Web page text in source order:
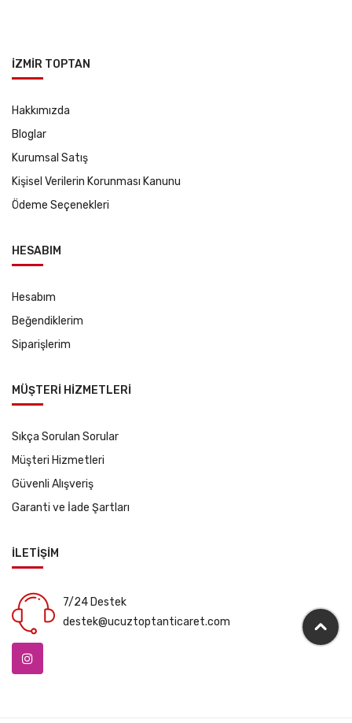
İZMİR TOPTAN
Hakkımızda
Bloglar
Kurumsal Satış
Kişisel Verilerin Korunması Kanunu
Ödeme Seçenekleri
HESABIM
Hesabım
Beğendiklerim
Siparişlerim
MÜŞTERİ HİZMETLERİ
Sıkça Sorulan Sorular
Müşteri Hizmetleri
Güvenli Alışveriş
Garanti ve İade Şartları
İLETİŞİM
7/24 Destek
destek@ucuztoptanticaret.com